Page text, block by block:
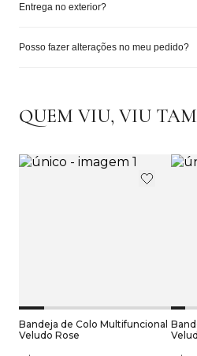
Entrega no exterior?
Posso fazer alterações no meu pedido?
QUEM VIU, VIU
Bandeja de Colo Multifuncional
Veludo Rose